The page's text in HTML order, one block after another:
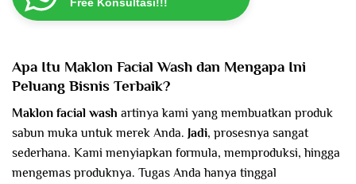
Apa Itu Maklon Facial Wash dan Mengapa Ini
Peluang Bisnis Terbaik?
Maklon facial wash artinya kami yang membuatkan produk
sabun muka untuk merek Anda. Jadi, prosesnya sangat
sederhana. Kami menyiapkan formula, memproduksi, hingga
mengemas produknya. Tugas Anda hanya tinggal